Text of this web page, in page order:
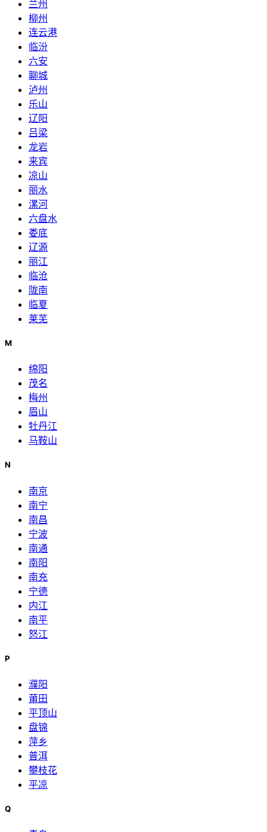
兰州
柳州
连云港
临汾
六安
聊城
泸州
乐山
辽阳
吕梁
龙岩
来宾
凉山
丽水
漯河
六盘水
娄底
辽源
丽江
临沧
陇南
临夏
莱芜
M
绵阳
茂名
梅州
眉山
牡丹江
马鞍山
N
南京
南宁
南昌
宁波
南通
南阳
南充
宁德
内江
南平
怒江
P
濮阳
莆田
平顶山
盘锦
萍乡
普洱
攀枝花
平凉
Q